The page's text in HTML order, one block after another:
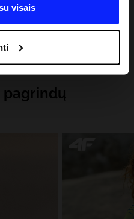
mes galime perduoti
partneriams, siekdami
ir tobulinti mūsų
(pvz., socialinius tinklus).
visais
pagrindų